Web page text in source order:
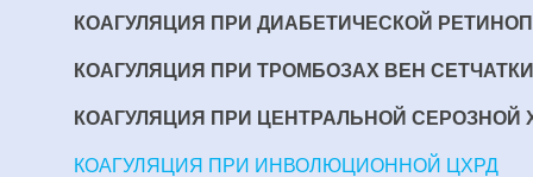
КОАГУЛЯЦИЯ ПРИ ДИАБЕТИЧЕСКОЙ
КОАГУЛЯЦИЯ ПРИ ТРОМБОЗАХ ВЕН СЕТЧАТКИ
КОАГУЛЯЦИЯ ПРИ ЦЕНТРАЛЬНОЙ СЕРОЗНОЙ
КОАГУЛЯЦИЯ ПРИ ИНВОЛЮЦИОННОЙ ЦХРД